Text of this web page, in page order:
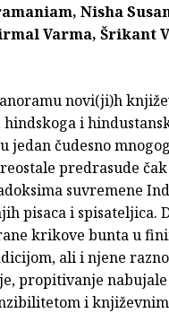
Nisha
Varma, Šrikant
novi(ji)h
i
jedan čudesno
predrasude
suvremene
pisaca i spisateljica.
krikove bunta u
ali i njene
propitivanje
i